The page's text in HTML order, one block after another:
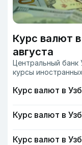
Курс валют в
августа
Центральный банк
курсы
Курс валют в
Курс валют в
Курс валют в